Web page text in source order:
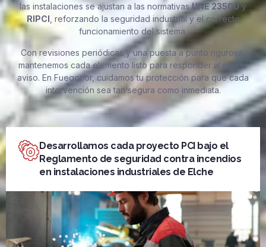
las instalaciones se ajustan a las normativasUNE 23500y
RIPCI, reforzando la seguridad industrial y el correcto
funcionamiento del sistema.
Con revisiones periódicas y una puesta a punto rigurosa,
mantenemos cada elemento listo para responder al primer
aviso. En Fuegonor, cuidamos tu protección para que cada
intervención sea tan segura como inmediata.
Desarrollamos cada proyecto PCI bajo el
Reglamento de seguridad contra incendios
en instalaciones industriales de Elche